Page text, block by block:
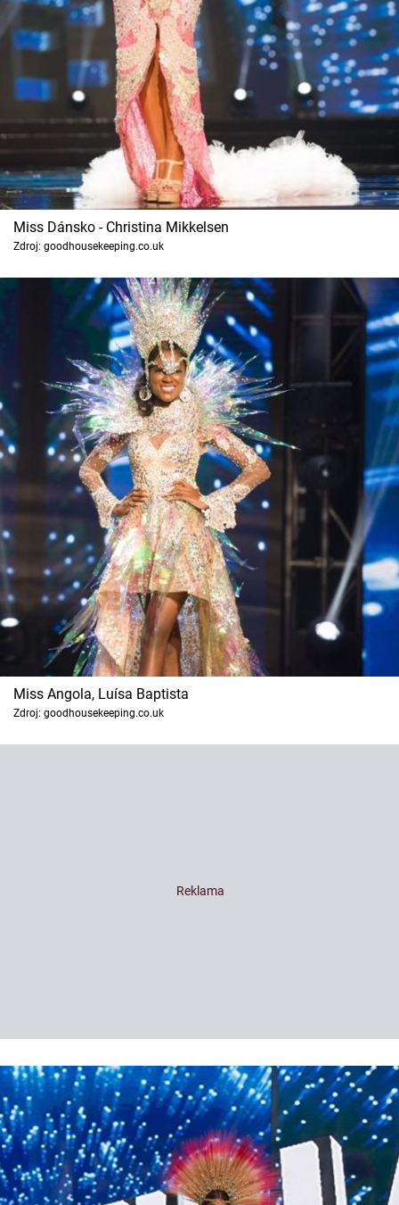
Sledujte prima+
Filmový festival Karlovy Vary
Pořady
Mámy sobě
Přihlášení
Sledujte nás
Miss Dánsko - Christina Mikkelsen
Zdroj: goodhousekeeping.co.uk
Miss Angola, Luísa Baptista
Zdroj: goodhousekeeping.co.uk